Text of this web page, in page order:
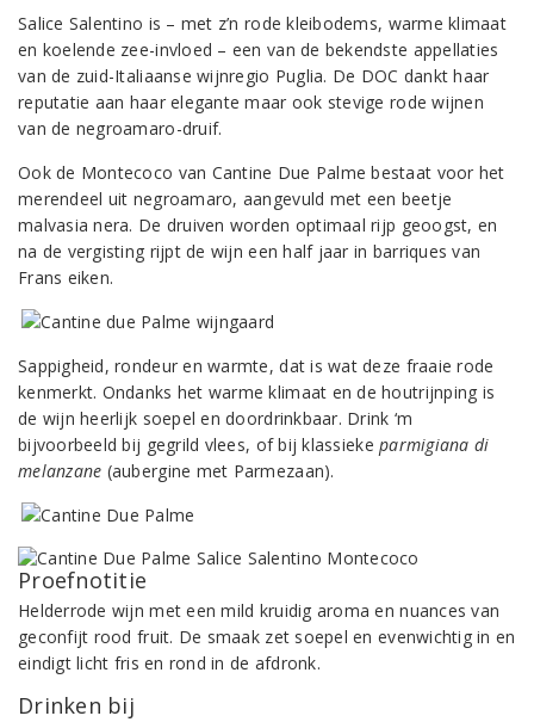
Salice Salentino is – met z’n rode kleibodems, warme klimaat
en koelende zee-invloed – een van de bekendste appellaties
van de zuid-Italiaanse wijnregio Puglia. De DOC dankt haar
reputatie aan haar elegante maar ook stevige rode wijnen
van de negroamaro-druif.
Ook de Montecoco van Cantine Due Palme bestaat voor het
merendeel uit negroamaro, aangevuld met een beetje
malvasia nera. De druiven worden optimaal rijp geoogst, en
na de vergisting rijpt de wijn een half jaar in barriques van
Frans eiken.
Sappigheid, rondeur en warmte, dat is wat deze fraaie rode
kenmerkt. Ondanks het warme klimaat en de houtrijnping is
de wijn heerlijk soepel en doordrinkbaar. Drink ‘m
bijvoorbeeld bij gegrild vlees, of bij klassiekeparmigiana di
melanzane (aubergine met Parmezaan).
Proefnotitie
Helderrode wijn met een mild kruidig aroma en nuances van
geconfijt rood fruit. De smaak zet soepel en evenwichtig in en
eindigt licht fris en rond in de afdronk.
Drinken bij